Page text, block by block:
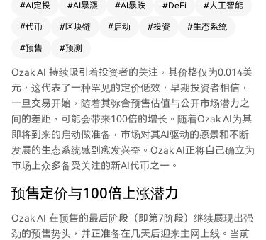
供准确的市场预测和智能交易策略。其生态系统包
括可定制的7x24小时预测代理，并通过去中心化存
问高级AI功能、参与质押并获得费用减免与奖励。
此外，Ozak AI近期与AImstrong达成合作，旨在
将其预测智能与跨链借贷协议结合，以优化DeFi绩
效和资本效率。随着项目临近启动，其强劲的预售
表现、先进的技术架构及不断扩展的合作伙伴关
系，使其有望成为下一个增长周期中表现突出的AI
代币。
#AI定投 #AI暴漲 #AI暴跌 #DeFi #人工智能
#代币 #区块链 #启动 #投资 #生态系统
#预售 #预测
Ozak AI 持续吸引着投资者的关注，其价格仅为0.014美
元，这代表了一种罕见的定价低效，早期投资者相信，
一旦交易开始，随着其弥合预售估值与公开市场潜力之
间的差距，可能会带来100倍的增长。随着Ozak AI为其
即将到来的启动做准备，市场对其AI驱动的愿景和不断
发展的生态系统感到愈发兴奋。Ozak AI正将自己确立为
市场上众多备受关注的新AI代币之一。
预售定价与100倍上涨潜力
Ozak AI 在预售的最后阶段（即第7阶段）继续展现出强
劲的预售势头，并正准备在几天后迎来主网上线。当前